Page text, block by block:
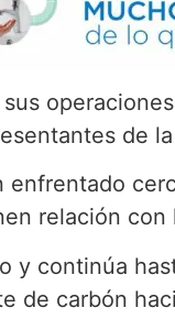
de
relación con
y continúa
de carbón